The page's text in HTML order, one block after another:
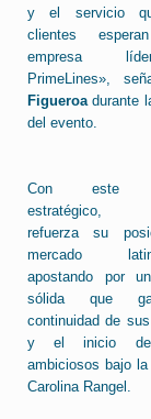
y el servicio
clientes
empresa
PrimeLines»,
Figueroadurante
del evento.
Con este
estratégico,
refuerza su
mercado
apostando por
sólida que
continuidad de
y el inicio de
ambiciosos bajo
Carolina Rangel.